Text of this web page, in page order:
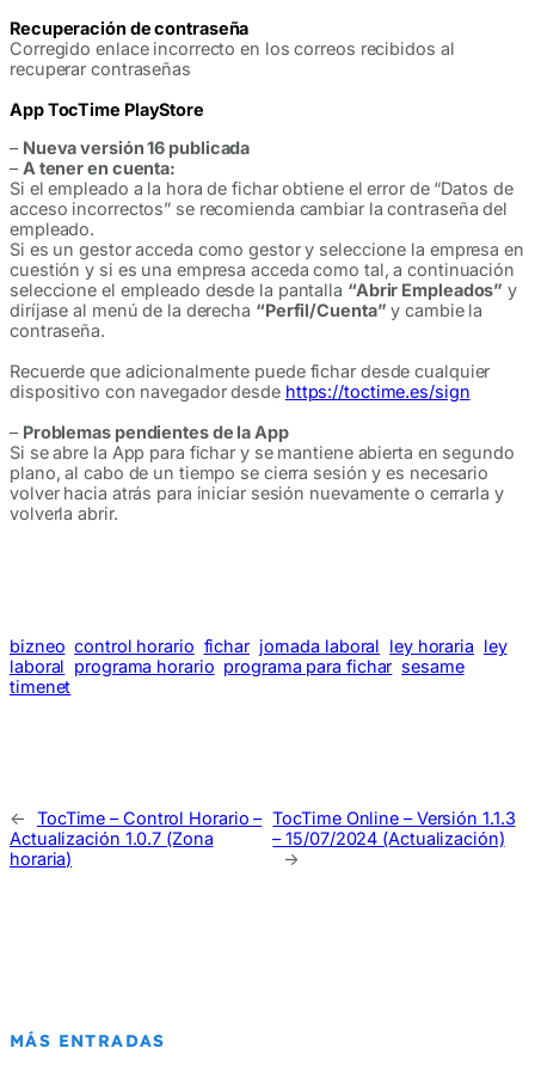
Recuperación de contraseña
Corregido enlace incorrecto en los correos recibidos al
recuperar contraseñas
App TocTime PlayStore
– Nueva versión 16 publicada
–A tener en cuenta:
Si el empleado a la hora de fichar obtiene el error de “Datos de
acceso incorrectos” se recomienda cambiar la contraseña del
empleado.
Si es un gestor acceda como gestor y seleccione la empresa en
cuestión y si es una empresa acceda como tal, a continuación
seleccione el empleado desde la pantalla “Abrir Empleados” y
diríjase al menú de la derecha “Perfil/Cuenta” y cambie la
contraseña.
Recuerde que adicionalmente puede fichar desde cualquier
dispositivo con navegador desde https://toctime.es/sign
– Problemas pendientes de la App
Si se abre la App para fichar y se mantiene abierta en segundo
plano, al cabo de un tiempo se cierra sesión y es necesario
volver hacia atrás para iniciar sesión nuevamente o cerrarla y
volverla abrir.
bizneo control horario fichar jornada laboral ley horaria ley
laboral programa horario programa para fichar sesame
timenet
←
TocTime – Control Horario –
Actualización 1.0.7 (Zona
horaria)
TocTime Online – Versión 1.1.3
– 15/07/2024 (Actualización)
→
MÁS ENTRADAS